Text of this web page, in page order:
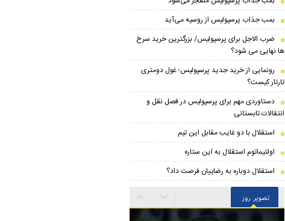
بمب جذاب پرسپولیس از روسیه می‌آید
ضرب الاجل برای پرسپولیس/ بزرگترین خرید سرخ
ها نهایی می شود؟
رونمایی از خرید جدید پرسپولیس؛ غول دومتری
تارتار کیست؟
دستاوردی مهم برای پرسپولیس در فصل نقل و
انتقالات تابستانی
استقلال با دو غایب مقابل این تیم
اولتیماتوم استقلال به این ستاره
استقلال دوباره به رضاییان فرصت داد؟
تصویر روز